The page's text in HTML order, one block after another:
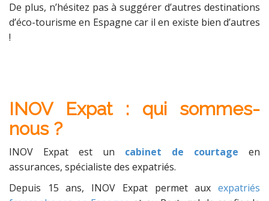
De plus, n’hésitez pas à suggérer d’autres destinations
d’éco-tourisme en Espagne car il en existe bien d’autres
!
INOV Expat : qui sommes-
nous ?
INOV Expat est un cabinet de courtage en
assurances, spécialiste des expatriés.
Depuis 15 ans, INOV Expat permet aux expatriés